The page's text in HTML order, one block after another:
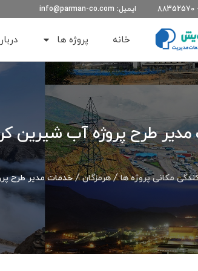
ایمیل: info@parman-co.com
خانه پروژه ها
طرح پروژه آب شیرین
مکانی پروژه ها/هرمزگان/ خدمات مدیر طرح